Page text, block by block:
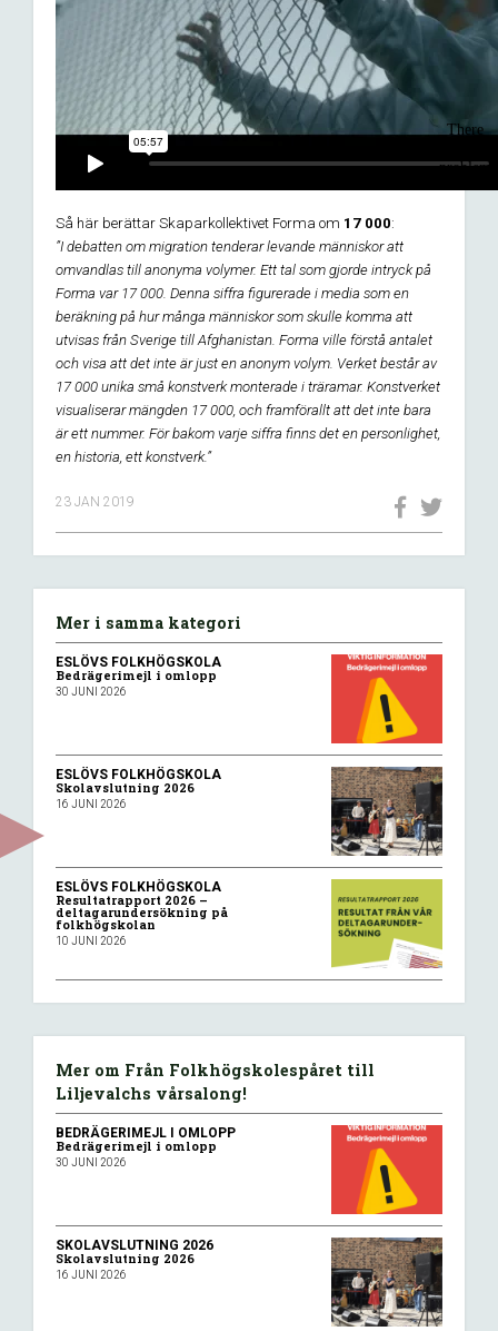
Så här berättar Skaparkollektivet Forma om 17 000:
”I debatten om migration tenderar levande människor att
omvandlas till anonyma volymer. Ett tal som gjorde intryck på
Forma var 17 000. Denna siffra figurerade i media som en
beräkning på hur många människor som skulle komma att
utvisas från Sverige till Afghanistan. Forma ville förstå antalet
och visa att det inte är just en anonym volym. Verket består av
17 000 unika små konstverk monterade i träramar. Konstverket
visualiserar mängden 17 000, och framförallt att det inte bara
är ett nummer. För bakom varje siffra finns det en personlighet,
en historia, ett konstverk.”
23 JAN 2019
Mer i samma kategori
ESLÖVS FOLKHÖGSKOLA
Bedrägerimejl i omlopp
30 JUNI 2026
ESLÖVS FOLKHÖGSKOLA
Skolavslutning 2026
16 JUNI 2026
ESLÖVS FOLKHÖGSKOLA
Resultatrapport 2026 –
deltagarundersökning på
folkhögskolan
10 JUNI 2026
Mer om Från Folkhögskolespåret till
Liljevalchs vårsalong!
BEDRÄGERIMEJL I OMLOPP
Bedrägerimejl i omlopp
30 JUNI 2026
SKOLAVSLUTNING 2026
Skolavslutning 2026
16 JUNI 2026